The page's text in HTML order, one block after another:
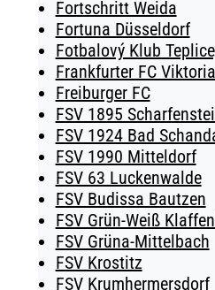
Fortschritt Weida
Fortuna Düsseldorf
Fotbalový Klub
Frankfurter FC Viktoria
Freiburger FC
FSV 1895
FSV 1924 Bad
FSV 1990 Mitteldorf
FSV 63 Luckenwalde
FSV Budissa Bautzen
FSV Grün-Weiß
FSV Grüna-Mittelbach
FSV Krostitz
FSV Krumhermersdorf